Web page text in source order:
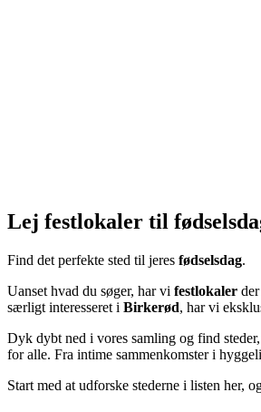
Lej festlokaler til
Find det perfekte sted til jeres fødselsdag.
Uanset hvad du søger, har vi festlokaler
særligt interesseret i Birkerød, har vi
Dyk dybt ned i vores samling og find
for alle. Fra intime sammenkomster i
Start med at udforske stederne i listen her,